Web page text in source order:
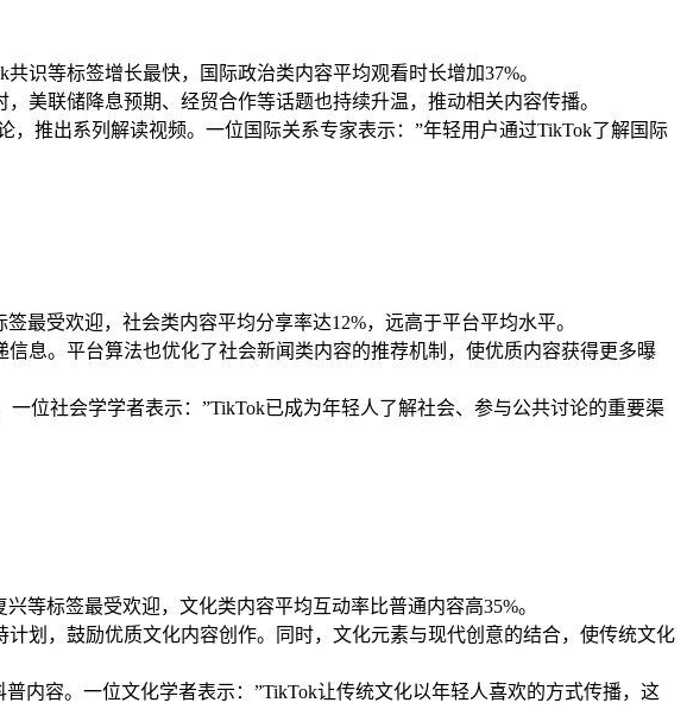
识等标签增长最快，国际政治类内容平均观看时长增加37%。
美联储降息预期、经贸合作等话题也持续升温，推动相关内容传播。
推出系列解读视频。一位国际关系专家表示：”年轻用户通过TikTok了解国际
最受欢迎，社会类内容平均分享率达12%，远高于平台平均水平。
息。平台算法也优化了社会新闻类内容的推荐机制，使优质内容获得更多曝
位社会学学者表示：”TikTok已成为年轻人了解社会、参与公共讨论的重要渠
等标签最受欢迎，文化类内容平均互动率比普通内容高35%。
划，鼓励优质文化内容创作。同时，文化元素与现代创意的结合，使传统文化
内容。一位文化学者表示：”TikTok让传统文化以年轻人喜欢的方式传播，这